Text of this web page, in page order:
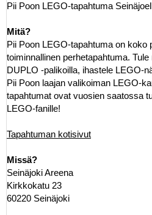
Pii Poon LEGO-tapahtuma
Mitä?
Pii Poon LEGO-tapahtuma on koko
toiminnallinen perhetapahtuma.
DUPLO -palikoilla, ihastele LEGO-
Pii Poon laajan valikoiman LEGO-
tapahtumat ovat vuosien saatossa
LEGO-fanille!
Tapahtuman kotisivut
Missä?
Seinäjoki Areena
Kirkkokatu 23
60220 Seinäjoki